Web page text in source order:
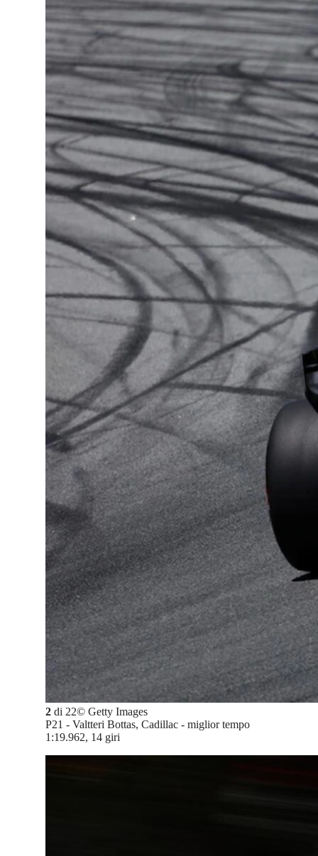
2 di 22© Getty Images
P21 - Valtteri Bottas, Cadillac - miglior tempo
1:19.962, 14 giri